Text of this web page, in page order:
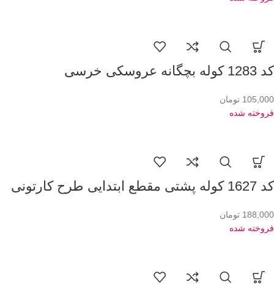
کد 1283 کوله بچگانه عروسکی خرسی
105,000 تومان
فروخته شده
کد 1627 کوله پشتی مقطع ابتدایی طرح کارتونی
188,000 تومان
فروخته شده